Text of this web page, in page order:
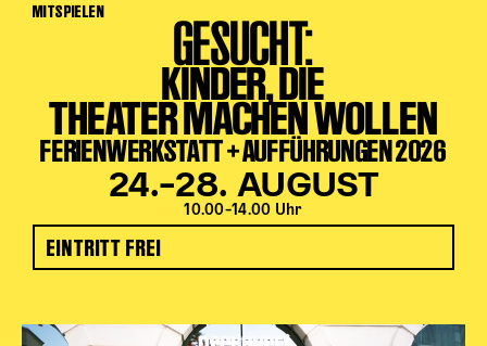
MITSPIELEN GESUCHT:
KINDER, DIE
THEATER MACHEN WOLLEN
FERIENWERKSTATT + AUFFÜHRUNGEN 2026
24.–28. AUGUST
10.00–14.00 Uhr
EINTRITT FREI